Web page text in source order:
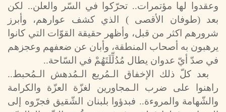
وعقدوا لها مؤتمرات.. تحرّكوا في السّر والعلن.. لكن
بعد (طوفان الأقصى ) الذي كشف عوارهم، وأبرز
شرورهم اكثر من قبل، وأظهر حقيقة القوّات التي كانوا
يرهبون به أصحاب المنطقة، وأبان عن ضعفهم وعجزهم
في صدّ أيّ عدوان يطال مُدُلِّلَتَهُمْ في السّاحة..
بعد كلّ ذلك الإخفاق الـمُريع الـمُدهش الـمُحبط..
راهنوا على ضرب الـمجاورين لغزّة العزّة والكرامة
والشّهامة والمروءة.. فبدؤوا بلبنان الشّقيق فجرّوه إلى